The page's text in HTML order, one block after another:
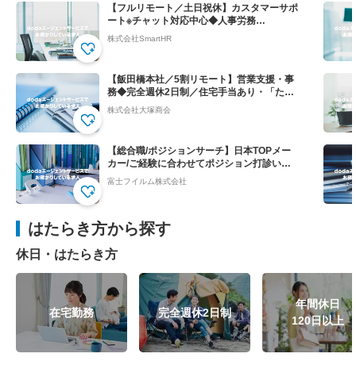
【フルリモート／土日祝休】カスタマーサポ
ート※チャット対応中心◆人事労務
SaaS”SmartHR"
株式会社SmartHR
【飯田橋本社／5割リモート】営業支援・事
務◆完全週休2日制／住宅手当あり・「たの
めーる」の上場企業
株式会社大塚商会
【総合職/ポジションサーチ】日本TOPメー
カー/ご経験に合わせてポジション打診いた
します
富士フイルム株式会社
はたらき方から探す
休日・はたらき方
在宅勤務 完全週休2日制
年間休日
120日以上